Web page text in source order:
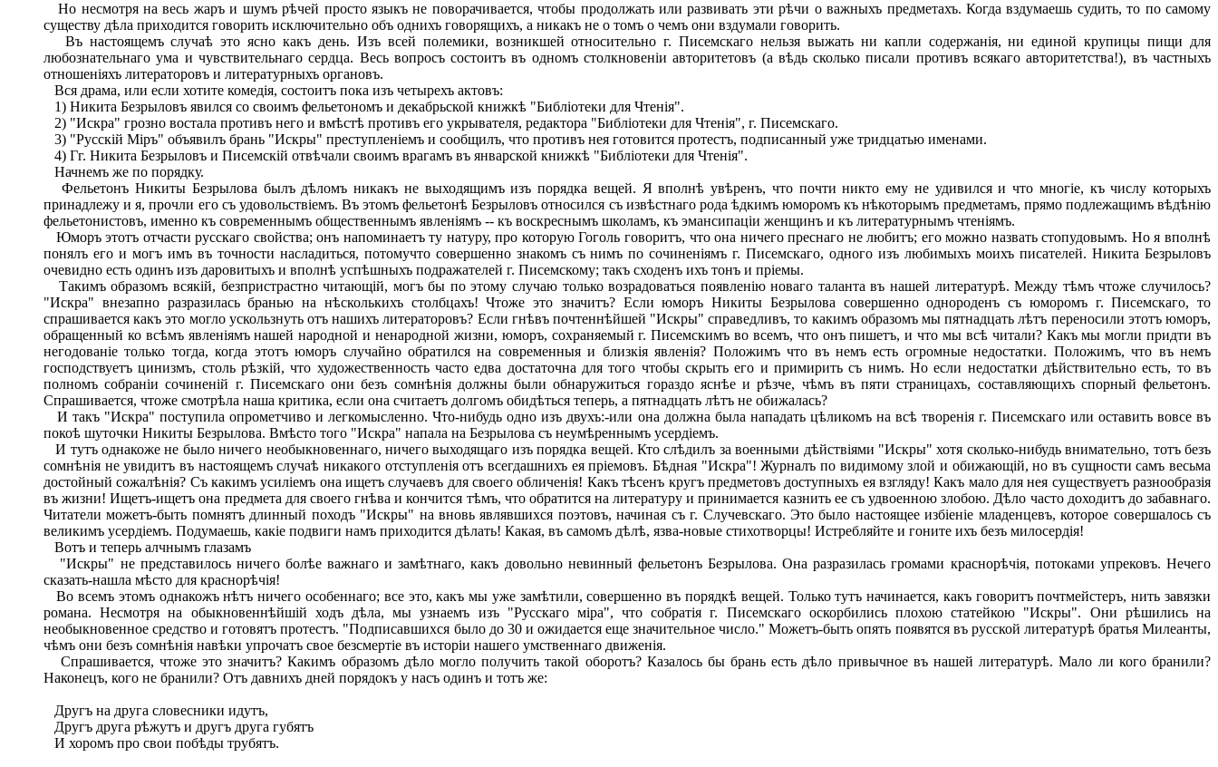
Но несмотря на весь жаръ и шумъ рѣчей просто языкъ не поворачивается, чтобы продолжать или развивать эти рѣчи о важныхъ предметахъ. Когда вздумаешь судить, то по самому
существу дѣла приходится говорить исключительно объ однихъ говорящихъ, а никакъ не о томъ о чемъ они вздумали говорить.
Въ настоящемъ случаѣ это ясно какъ день. Изъ всей полемики, возникшей относительно г. Писемскаго нельзя выжать ни капли содержанія, ни единой крупицы пищи для
любознательнаго ума и чувствительнаго сердца. Весь вопросъ состоитъ въ одномъ столкновеніи авторитетовъ (а вѣдь сколько писали противъ всякаго авторитетства!), въ частныхъ
отношеніяхъ литераторовъ и литературныхъ органовъ.
Вся драма, или если хотите комедія, состоитъ пока изъ четырехъ актовъ:
1) Никита Безрыловъ явился со своимъ фельетономъ и декабрьской книжкѣ "Библіотеки для Чтенія".
2) "Искра" грозно востала противъ него и вмѣстѣ противъ его укрывателя, редактора "Библіотеки для Чтенія", г. Писемскаго.
3) "Русскій Міръ" объявилъ брань "Искры" преступленіемъ и сообщилъ, что противъ нея готовится протестъ, подписанный уже тридцатью именами.
4) Гг. Никита Безрыловъ и Писемскій отвѣчали своимъ врагамъ въ январской книжкѣ "Библіотеки для Чтенія".
Начнемъ же по порядку.
Фельетонъ Никиты Безрылова былъ дѣломъ никакъ не выходящимъ изъ порядка вещей. Я вполнѣ увѣренъ, что почти никто ему не удивился и что многіе, къ числу которыхъ
принадлежу и я, прочли его съ удовольствіемъ. Въ этомъ фельетонѣ Безрыловъ относился съ извѣстнаго рода ѣдкимъ юморомъ къ нѣкоторымъ предметамъ, прямо подлежащимъ вѣдѣнію
фельетонистовъ, именно къ современнымъ общественнымъ явленіямъ -- къ воскреснымъ школамъ, къ эмансипаціи женщинъ и къ литературнымъ чтеніямъ.
Юморъ этотъ отчасти русскаго свойства; онъ напоминаетъ ту натуру, про которую Гоголь говоритъ, что она ничего преснаго не любитъ; его можно назвать стопудовымъ. Но я вполнѣ
понялъ его и могъ имъ въ точности насладиться, потомучто совершенно знакомъ съ нимъ по сочиненіямъ г. Писемскаго, одного изъ любимыхъ моихъ писателей. Никита Безрыловъ
очевидно есть одинъ изъ даровитыхъ и вполнѣ успѣшныхъ подражателей г. Писемскому; такъ сходенъ ихъ тонъ и пріемы.
Такимъ образомъ всякій, безпристрастно читающій, могъ бы по этому случаю только возрадоваться появленію новаго таланта въ нашей литературѣ. Между тѣмъ чтоже случилось?
"Искра" внезапно разразилась бранью на нѣсколькихъ столбцахъ! Чтоже это значитъ? Если юморъ Никиты Безрылова совершенно однороденъ съ юморомъ г. Писемскаго, то
спрашивается какъ это могло ускользнуть отъ нашихъ литераторовъ? Если гнѣвъ почтеннѣйшей "Искры" справедливъ, то какимъ образомъ мы пятнадцать лѣтъ переносили этотъ юморъ,
обращенный ко всѣмъ явленіямъ нашей народной и ненародной жизни, юморъ, сохраняемый г. Писемскимъ во всемъ, что онъ пишетъ, и что мы всѣ читали? Какъ мы могли придти въ
негодованіе только тогда, когда этотъ юморъ случайно обратился на современныя и близкія явленія? Положимъ что въ немъ есть огромные недостатки. Положимъ, что въ немъ
господствуетъ цинизмъ, столь рѣзкій, что художественность часто едва достаточна для того чтобы скрыть его и примирить съ нимъ. Но если недостатки дѣйствительно есть, то въ
полномъ собраніи сочиненій г. Писемскаго они безъ сомнѣнія должны были обнаружиться гораздо яснѣе и рѣзче, чѣмъ въ пяти страницахъ, составляющихъ спорный фельетонъ.
Спрашивается, чтоже смотрѣла наша критика, если она считаетъ долгомъ обидѣться теперь, а пятнадцать лѣтъ не обижалась?
И такъ "Искра" поступила опрометчиво и легкомысленно. Что-нибудь одно изъ двухъ:-или она должна была нападать цѣликомъ на всѣ творенія г. Писемскаго или оставить вовсе въ
покоѣ шуточки Никиты Безрылова. Вмѣсто того "Искра" напала на Безрылова съ неумѣреннымъ усердіемъ.
И тутъ однакоже не было ничего необыкновеннаго, ничего выходящаго изъ порядка вещей. Кто слѣдилъ за военными дѣйствіями "Искры" хотя сколько-нибудь внимательно, тотъ безъ
сомнѣнія не увидитъ въ настоящемъ случаѣ никакого отступленія отъ всегдашнихъ ея пріемовъ. Бѣдная "Искра"! Журналъ по видимому злой и обижающій, но въ сущности самъ весьма
достойный сожалѣнія? Съ какимъ усиліемъ она ищетъ случаевъ для своего обличенія! Какъ тѣсенъ кругъ предметовъ доступныхъ ея взгляду! Какъ мало для нея существуетъ разнообразія
въ жизни! Ищетъ-ищетъ она предмета для своего гнѣва и кончится тѣмъ, что обратится на литературу и принимается казнить ее съ удвоенною злобою. Дѣло часто доходитъ до забавнаго.
Читатели можетъ-быть помнятъ длинный походъ "Искры" на вновь являвшихся поэтовъ, начиная съ г. Случевскаго. Это было настоящее избіеніе младенцевъ, которое совершалось съ
великимъ усердіемъ. Подумаешь, какіе подвиги намъ приходится дѣлать! Какая, въ самомъ дѣлѣ, язва-новые стихотворцы! Истребляйте и гоните ихъ безъ милосердія!
Вотъ и теперь алчнымъ глазамъ
"Искры" не представилось ничего болѣе важнаго и замѣтнаго, какъ довольно невинный фельетонъ Безрылова. Она разразилась громами краснорѣчія, потоками упрековъ. Нечего
сказать-нашла мѣсто для краснорѣчія!
Во всемъ этомъ однакожъ нѣтъ ничего особеннаго; все это, какъ мы уже замѣтили, совершенно въ порядкѣ вещей. Только тутъ начинается, какъ говоритъ почтмейстеръ, нить завязки
романа. Несмотря на обыкновеннѣйшій ходъ дѣла, мы узнаемъ изъ "Русскаго міра", что собратія г. Писемскаго оскорбились плохою статейкою "Искры". Они рѣшились на
необыкновенное средство и готовятъ протестъ. "Подписавшихся было до 30 и ожидается еще значительное число." Можетъ-быть опять появятся въ русской литературѣ братья Милеанты,
чѣмъ они безъ сомнѣнія навѣки упрочатъ свое безсмертіе въ исторіи нашего умственнаго движенія.
Спрашивается, чтоже это значитъ? Какимъ образомъ дѣло могло получить такой оборотъ? Казалось бы брань есть дѣло привычное въ нашей литературѣ. Мало ли кого бранили?
Наконецъ, кого не бранили? Отъ давнихъ дней порядокъ у насъ одинъ и тотъ же:
Другъ на друга словесники идутъ,
Другъ друга рѣжутъ и другъ друга губятъ
И хоромъ про свои побѣды трубятъ.